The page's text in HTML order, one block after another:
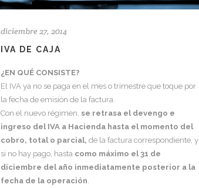
diciembre 27, 2014
IVA DE CAJA
¿EN QUÉ CONSISTE?
El IVA ya no se paga en el mes o trimestre que toque por
la fecha de emisión de la factura.
Con el nuevo régimen, se retrasa el devengo e
ingreso del IVA a Hacienda hasta el momento del
cobro, total o parcial, de la factura correspondiente, y
si no hay pago, hasta como máximo el 31 de
diciembre del año inmediatamente posterior a la
fecha de la operación